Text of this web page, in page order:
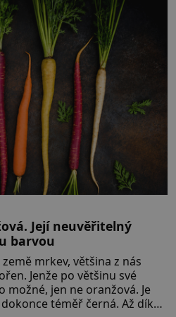
Její neuvěřitelný
barvou
mrkev, většina z nás
Jenže po většinu své
možné, jen ne oranžová. Je
téměř černá. Až díky